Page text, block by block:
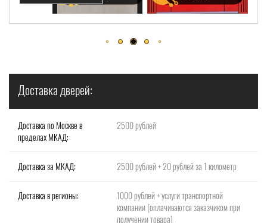
Доставка дверей:
Доставка по Москве в
пределах МКАД:
2500 рублей
Доставка за МКАД: 2500 рублей + 20 рублей за 1 километр
Доставка в регионы:
1000 рублей + услуги транспортной
компании (оплачиваются заказчиком при
получении товара)